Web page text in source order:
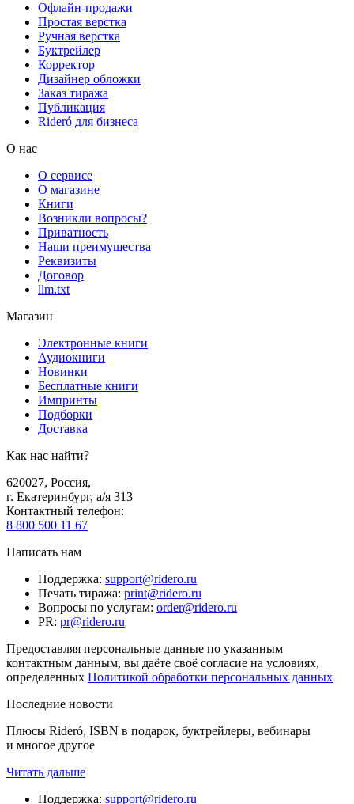
Офлайн-продажи
Простая верстка
Ручная верстка
Буктрейлер
Корректор
Дизайнер обложки
Заказ тиража
Публикация
Rideró для бизнеса
О нас
О сервисе
О магазине
Книги
Возникли вопросы?
Приватность
Наши преимущества
Реквизиты
Договор
llm.txt
Магазин
Электронные книги
Аудиокниги
Новинки
Бесплатные книги
Импринты
Подборки
Доставка
Как нас найти?
620027, Россия,
г. Екатеринбург, а/я 313
Контактный телефон:
8 800 500 11 67
Написать нам
Поддержка: support@ridero.ru
Печать тиража: print@ridero.ru
Вопросы по услугам: order@ridero.ru
PR: pr@ridero.ru
Предоставляя персональные данные по указанным
контактным данным, вы даёте своё согласие на условиях,
определенных Политикой обработки персональных данных
Последние новости
Плюсы Rideró, ISBN в подарок, буктрейлеры, вебинары
и многое другое
Читать дальше
Поддержка: support@ridero.ru